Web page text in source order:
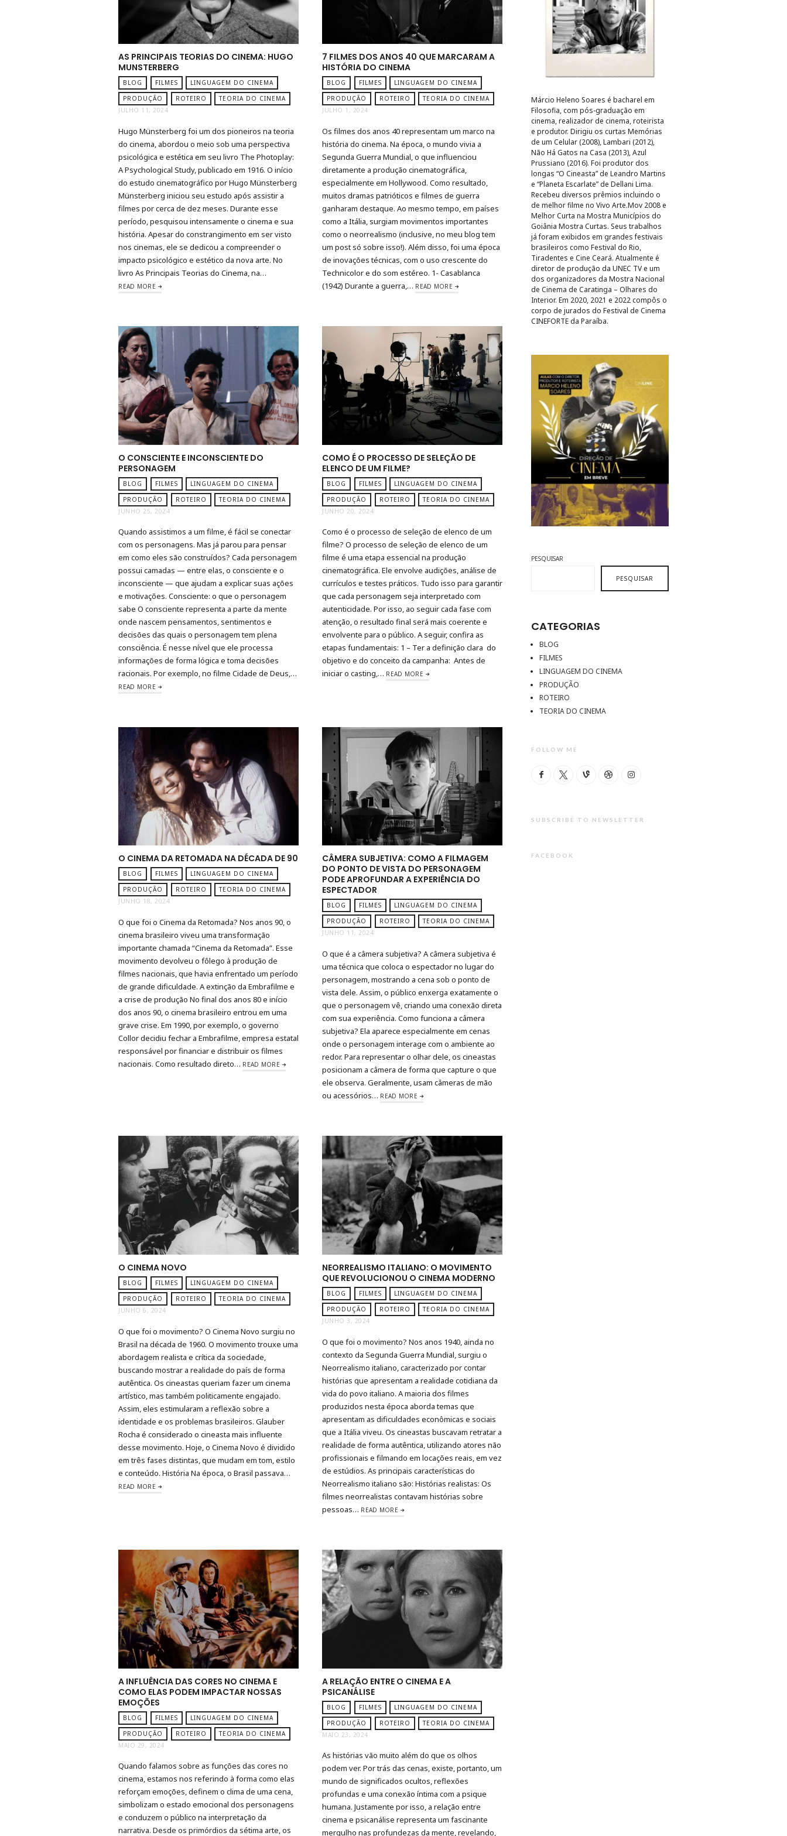
AS PRINCIPAIS TEORIAS DO CINEMA: HUGO
MUNSTERBERG
BLOG FILMES
LINGUAGEM DO CINEMA
PRODUÇÃO
ROTEIRO
TEORIA DO CINEMA
JULHO 11, 2024
Hugo Münsterberg foi um dos pioneiros na teoria
do cinema, abordou o meio sob uma perspectiva
psicológica e estética em seu livro The Photoplay:
A Psychological Study, publicado em 1916. O início
do estudo cinematográfico por Hugo Münsterberg
Münsterberg iniciou seu estudo após assistir a
filmes por cerca de dez meses. Durante esse
período, pesquisou intensamente o cinema e sua
história. Apesar do constrangimento em ser visto
nos cinemas, ele se dedicou a compreender o
impacto psicológico e estético da nova arte. No
livro As Principais Teorias do Cinema, na…
READ MORE
7 FILMES DOS ANOS 40 QUE MARCARAM A
HISTÓRIA DO CINEMA
BLOG FILMES
LINGUAGEM DO CINEMA
PRODUÇÃO
ROTEIRO
TEORIA DO CINEMA
JULHO 1, 2024
Os filmes dos anos 40 representam um marco na
história do cinema. Na época, o mundo vivia a
Segunda Guerra Mundial, o que influenciou
diretamente a produção cinematográfica,
especialmente em Hollywood. Como resultado,
muitos dramas patrióticos e filmes de guerra
ganharam destaque. Ao mesmo tempo, em países
como a Itália, surgiam movimentos importantes
como o neorrealismo (inclusive, no meu blog tem
um post só sobre isso!). Além disso, foi uma época
de inovações técnicas, com o uso crescente do
Technicolor e do som estéreo. 1- Casablanca
(1942) Durante a guerra,… READ MORE
O CONSCIENTE E INCONSCIENTE DO
PERSONAGEM
BLOG FILMES
LINGUAGEM DO CINEMA
PRODUÇÃO
ROTEIRO
TEORIA DO CINEMA
JUNHO 25, 2024
Quando assistimos a um filme, é fácil se conectar
com os personagens. Mas já parou para pensar
em como eles são construídos? Cada personagem
possui camadas — entre elas, o consciente e o
inconsciente — que ajudam a explicar suas ações
e motivações. Consciente: o que o personagem
sabe O consciente representa a parte da mente
onde nascem pensamentos, sentimentos e
decisões das quais o personagem tem plena
consciência. É nesse nível que ele processa
informações de forma lógica e toma decisões
racionais. Por exemplo, no filme Cidade de Deus,…
READ MORE
COMO É O PROCESSO DE SELEÇÃO DE
ELENCO DE UM FILME?
BLOG FILMES
LINGUAGEM DO CINEMA
PRODUÇÃO
ROTEIRO
TEORIA DO CINEMA
JUNHO 20, 2024
Como é o processo de seleção de elenco de um
filme? O processo de seleção de elenco de um
filme é uma etapa essencial na produção
cinematográfica. Ele envolve audições, análise de
currículos e testes práticos. Tudo isso para garantir
que cada personagem seja interpretado com
autenticidade. Por isso, ao seguir cada fase com
atenção, o resultado final será mais coerente e
envolvente para o público. A seguir, confira as
etapas fundamentais: 1 – Ter a definição clara do
objetivo e do conceito da campanha: Antes de
iniciar o casting,… READ MORE
O CINEMA DA RETOMADA NA DÉCADA DE 90
BLOG FILMES
LINGUAGEM DO CINEMA
PRODUÇÃO
ROTEIRO
TEORIA DO CINEMA
JUNHO 18, 2024
O que foi o Cinema da Retomada? Nos anos 90, o
cinema brasileiro viveu uma transformação
importante chamada “Cinema da Retomada”. Esse
movimento devolveu o fôlego à produção de
filmes nacionais, que havia enfrentado um período
de grande dificuldade. A extinção da Embrafilme e
a crise de produção No final dos anos 80 e início
dos anos 90, o cinema brasileiro entrou em uma
grave crise. Em 1990, por exemplo, o governo
Collor decidiu fechar a Embrafilme, empresa estatal
responsável por financiar e distribuir os filmes
nacionais. Como resultado direto… READ MORE
CÂMERA SUBJETIVA: COMO A FILMAGEM
DO PONTO DE VISTA DO PERSONAGEM
PODE APROFUNDAR A EXPERIÊNCIA DO
ESPECTADOR
BLOG FILMES
LINGUAGEM DO CINEMA
PRODUÇÃO
ROTEIRO
TEORIA DO CINEMA
JUNHO 11, 2024
O que é a câmera subjetiva? A câmera subjetiva é
uma técnica que coloca o espectador no lugar do
personagem, mostrando a cena sob o ponto de
vista dele. Assim, o público enxerga exatamente o
que o personagem vê, criando uma conexão direta
com sua experiência. Como funciona a câmera
subjetiva? Ela aparece especialmente em cenas
onde o personagem interage com o ambiente ao
redor. Para representar o olhar dele, os cineastas
posicionam a câmera de forma que capture o que
ele observa. Geralmente, usam câmeras de mão
ou acessórios… READ MORE
O CINEMA NOVO
BLOG FILMES
LINGUAGEM DO CINEMA
PRODUÇÃO
ROTEIRO
TEORIA DO CINEMA
JUNHO 6, 2024
O que foi o movimento? O Cinema Novo surgiu no
Brasil na década de 1960. O movimento trouxe uma
abordagem realista e crítica da sociedade,
buscando mostrar a realidade do país de forma
autêntica. Os cineastas queriam fazer um cinema
artístico, mas também politicamente engajado.
Assim, eles estimularam a reflexão sobre a
identidade e os problemas brasileiros. Glauber
Rocha é considerado o cineasta mais influente
desse movimento. Hoje, o Cinema Novo é dividido
em três fases distintas, que mudam em tom, estilo
e conteúdo. História Na época, o Brasil passava…
READ MORE
NEORREALISMO ITALIANO: O MOVIMENTO
QUE REVOLUCIONOU O CINEMA MODERNO
BLOG FILMES
LINGUAGEM DO CINEMA
PRODUÇÃO
ROTEIRO
TEORIA DO CINEMA
JUNHO 3, 2024
O que foi o movimento? Nos anos 1940, ainda no
contexto da Segunda Guerra Mundial, surgiu o
Neorrealismo italiano, caracterizado por contar
histórias que apresentam a realidade cotidiana da
vida do povo italiano. A maioria dos filmes
produzidos nesta época aborda temas que
apresentam as dificuldades econômicas e sociais
que a Itália viveu. Os cineastas buscavam retratar a
realidade de forma autêntica, utilizando atores não
profissionais e filmando em locações reais, em vez
de estúdios. As principais características do
Neorrealismo italiano são: Histórias realistas: Os
filmes neorrealistas contavam histórias sobre
pessoas… READ MORE
A INFLUÊNCIA DAS CORES NO CINEMA E
COMO ELAS PODEM IMPACTAR NOSSAS
EMOÇÕES
BLOG FILMES
LINGUAGEM DO CINEMA
PRODUÇÃO
ROTEIRO
TEORIA DO CINEMA
MAIO 29, 2024
Quando falamos sobre as funções das cores no
cinema, estamos nos referindo à forma como elas
reforçam emoções, definem o clima de uma cena,
simbolizam o estado emocional dos personagens
e conduzem o público na interpretação da
narrativa. Desde os primórdios da sétima arte, os
A RELAÇÃO ENTRE O CINEMA E A
PSICANÁLISE
BLOG FILMES
LINGUAGEM DO CINEMA
PRODUÇÃO
ROTEIRO
TEORIA DO CINEMA
MAIO 23, 2024
As histórias vão muito além do que os olhos
podem ver. Por trás das cenas, existe, portanto, um
mundo de significados ocultos, reflexões
profundas e uma conexão íntima com a psique
humana. Justamente por isso, a relação entre
cinema e psicanálise representa um fascinante
mergulho nas profundezas da mente, revelando,
Márcio Heleno Soares é bacharel em
Filosofia, com pós-graduação em
cinema, realizador de cinema, roteirista
e produtor. Dirigiu os curtas Memórias
de um Celular (2008), Lambari (2012),
Não Há Gatos na Casa (2013), Azul
Prussiano (2016). Foi produtor dos
longas “O Cineasta” de Leandro Martins
e “Planeta Escarlate” de Dellani Lima.
Recebeu diversos prêmios incluindo o
de melhor filme no Vivo Arte.Mov 2008 e
Melhor Curta na Mostra Municípios do
Goiânia Mostra Curtas. Seus trabalhos
já foram exibidos em grandes festivais
brasileiros como Festival do Rio,
Tiradentes e Cine Ceará. Atualmente é
diretor de produção da UNEC TV e um
dos organizadores da Mostra Nacional
de Cinema de Caratinga – Olhares do
Interior. Em 2020, 2021 e 2022 compôs o
corpo de jurados do Festival de Cinema
CINEFORTE da Paraíba.
PESQUISAR
PESQUISAR
CATEGORIAS
BLOG
FILMES
LINGUAGEM DO CINEMA
PRODUÇÃO
ROTEIRO
TEORIA DO CINEMA
FOLLOW ME
SUBSCRIBE TO NEWSLETTER
FACEBOOK